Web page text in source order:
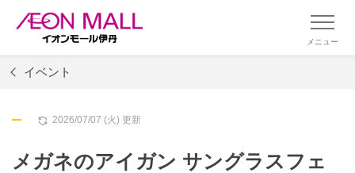
メニュー
イベント
2026/07/07 (火) 更新
メガネのアイガン サングラスフェ